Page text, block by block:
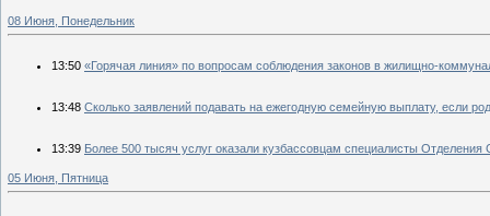
08 Июня, Понедельник
13:50 «Горячая линия» по вопросам соблюдения законов в жилищно-
13:48 Сколько заявлений подавать на ежегодную семейную выплату, если
13:39 Более 500 тысяч услуг оказали кузбассовцам специалисты
05 Июня, Пятница